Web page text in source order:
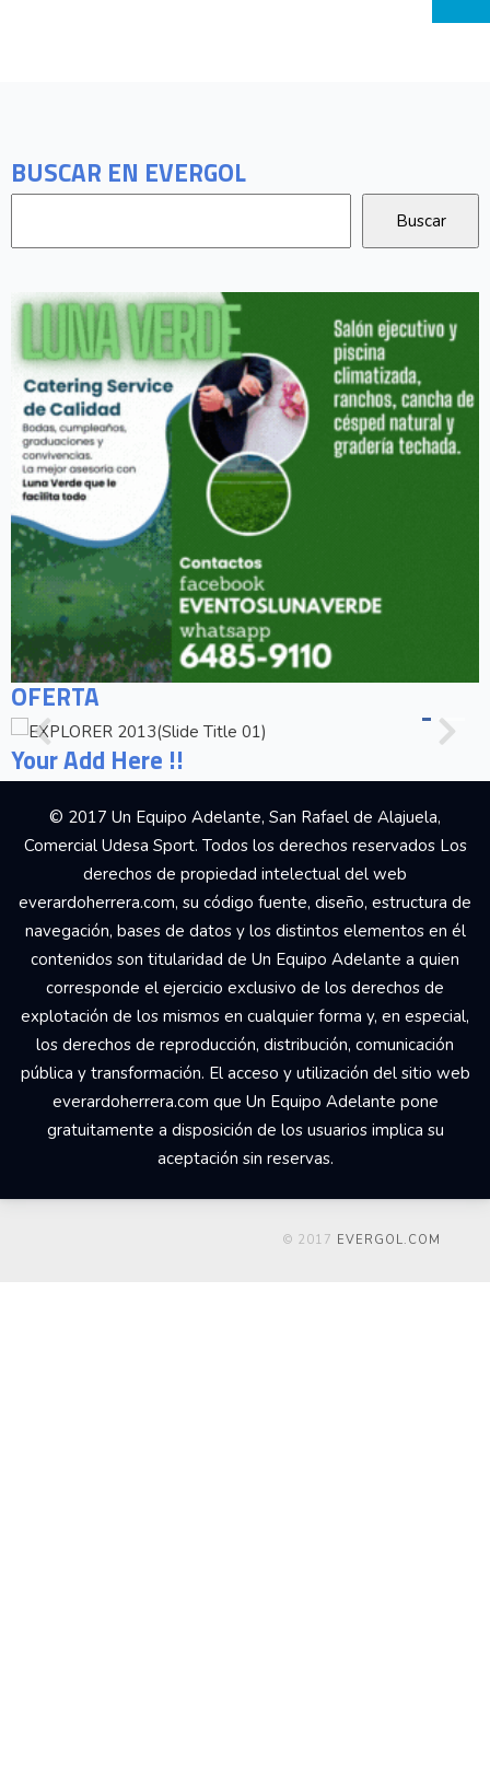
BUSCAR EN EVERGOL
OFERTA
Your Add Here !!
© 2017 Un Equipo Adelante, San Rafael de Alajuela,
Comercial Udesa Sport. Todos los derechos reservados Los
derechos de propiedad intelectual del web
everardoherrera.com, su código fuente, diseño, estructura de
navegación, bases de datos y los distintos elementos en él
contenidos son titularidad de Un Equipo Adelante a quien
corresponde el ejercicio exclusivo de los derechos de
explotación de los mismos en cualquier forma y, en especial,
los derechos de reproducción, distribución, comunicación
pública y transformación. El acceso y utilización del sitio web
everardoherrera.com que Un Equipo Adelante pone
gratuitamente a disposición de los usuarios implica su
aceptación sin reservas.
© 2017 EVERGOL.COM